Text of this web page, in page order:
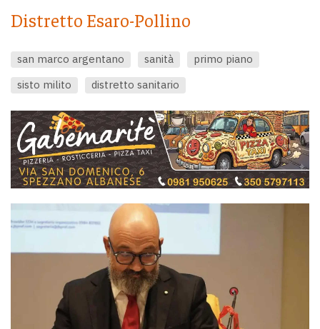
Distretto Esaro-Pollino
san marco argentano sanità
primo piano
sisto milito
distretto sanitario